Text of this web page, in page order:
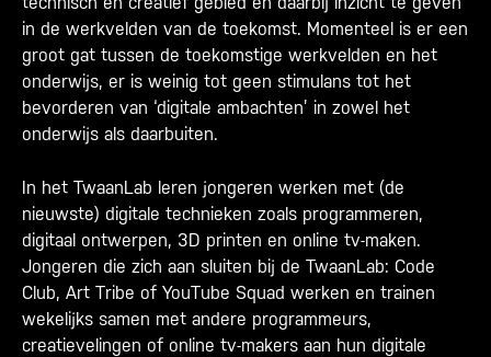
in de werkvelden van de toekomst. Momenteel is er een
groot gat tussen de toekomstige werkvelden en het
onderwijs, er is weinig tot geen stimulans tot het
bevorderen van ‘digitale ambachten’ in zowel het
onderwijs als daarbuiten.
In het TwaanLab leren jongeren werken met (de
nieuwste) digitale technieken zoals programmeren,
digitaal ontwerpen, 3D printen en online tv-maken.
Jongeren die zich aan sluiten bij de TwaanLab: Code
Club, Art Tribe of YouTube Squad werken en trainen
wekelijks samen met andere programmeurs,
creatievelingen of online tv-makers aan hun digitale